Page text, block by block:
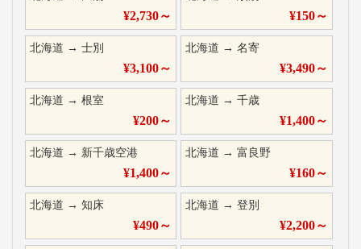
¥2,730～ ¥150～
北海道 → 士別
¥3,100～
北海道 →名寄
¥3,490～
北海道 → 根室
¥200～
北海道 →千歳
¥1,400～
北海道 → 新千歳空港
¥1,400～
北海道 →富良野
¥160～
北海道 → 知床
¥490～
北海道 →登別
¥2,200～